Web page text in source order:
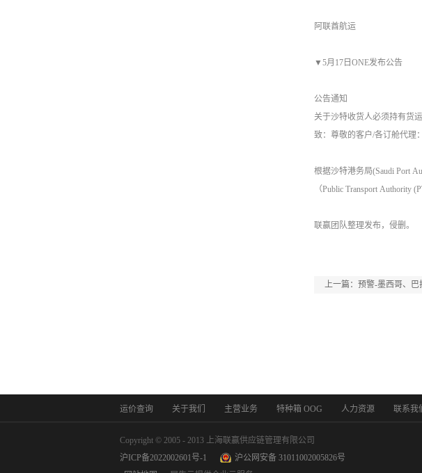
阿联酋航运
▼5月17日ONE发布公告
公告通知
关于沙特收货人必须持有货
致：尊敬的客户/各订舱代理：
根据沙特港务局(Saudi Port
（Public Transport
联赢团队整理发布，侵删。
上一篇： 预警-墨西哥、巴
运价查询 关于我们 主营业务 特种箱 OOG 人力资源 联系我
Copyright © 2005 - 2013 上海联赢供应链管理有限公司
沪ICP备2022002601号-1
沪公网安备 31011002005826号